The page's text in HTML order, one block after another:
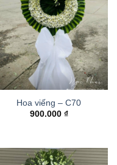
Hoa viếng – C70
900.000 ₫